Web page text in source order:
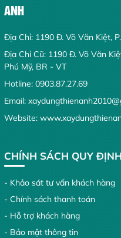
thực.
ANH
Địa Chỉ: 1190 Đ. Võ Văn Kiệt,
Địa Chỉ Cũ: 1190 Đ. Võ Văn
Phú Mỹ, BR - VT
Hotline: 0903.87.27.69
Email:
Website:
CHÍNH SÁCH QUY ĐỊNH
- Khảo sát tư vấn khách hàng
- Chính sách thanh toán
- Hỗ trợ khách hàng
- Bảo mật thông tin